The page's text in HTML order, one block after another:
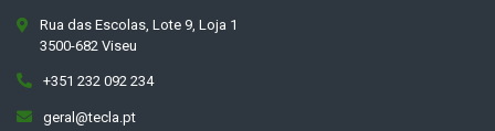
Rua das Escolas, Lote 9, Loja 1
3500-682 Viseu
+351 232 092 234
geral@tecla.pt